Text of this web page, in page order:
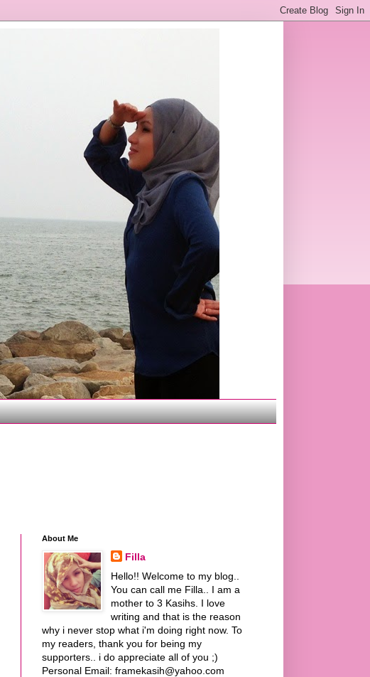
About Me
Filla
Hello!! Welcome to my blog..
You can call me Filla.. I am a
mother to 3 Kasihs. I love
writing and that is the reason
why i never stop what i'm doing right now. To
my readers, thank you for being my
supporters.. i do appreciate all of you ;)
Personal Email: framekasih@yahoo.com